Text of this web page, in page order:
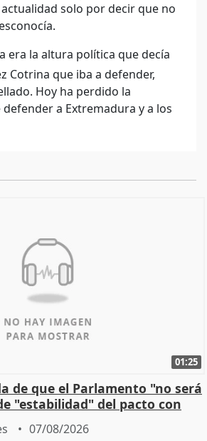
solo por decir que no
era la altura política que decía
Cotrina que iba a defender,
Hoy ha perdido la
a Extremadura y a los
01:25
de que el Parlamento "no será
"estabilidad" del pacto con
07/08/2026